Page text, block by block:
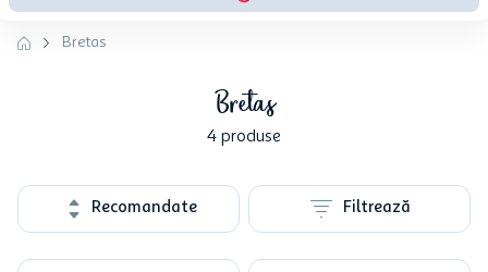
Bretas
Bretas
4 produse
Recomandate Filtrează